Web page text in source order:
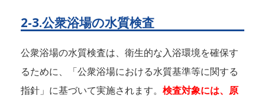
2-3.公衆浴場の水質検査
公衆浴場の水質検査は、衛生的な入浴環境を確保す
るために、「公衆浴場における水質基準等に関する
指針」に基づいて実施されます。 検査対象には、原